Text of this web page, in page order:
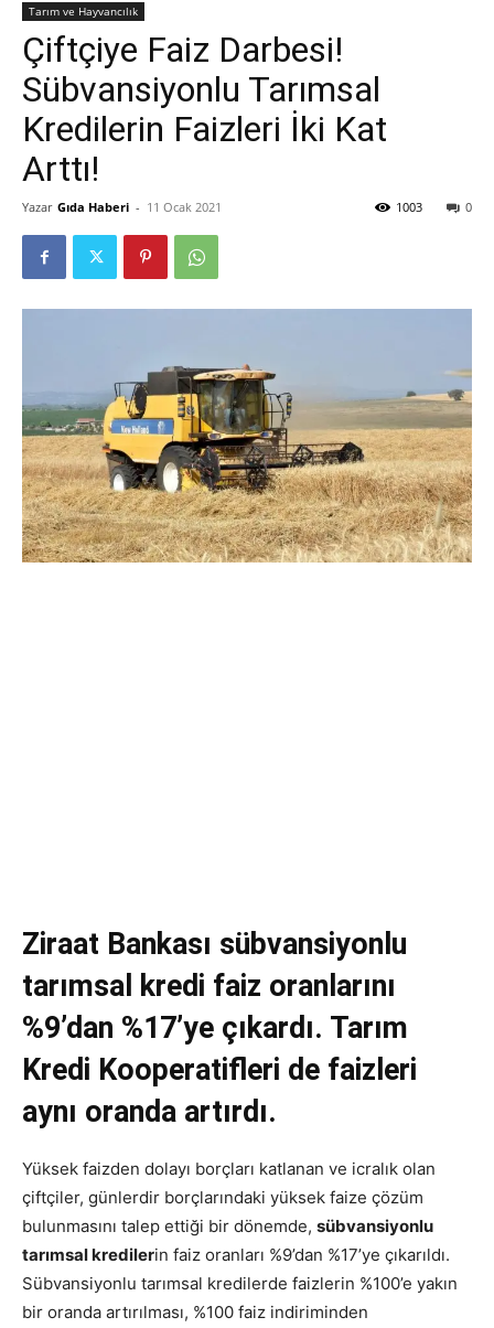
Tarım ve Hayvancılık
Çiftçiye Faiz Darbesi!
Sübvansiyonlu Tarımsal
Kredilerin Faizleri İki Kat
Arttı!
Yazar Gıda Haberi - 11 Ocak 2021 0
1003
Ziraat Bankası sübvansiyonlu
tarımsal kredi faiz oranlarını
%9’dan %17’ye çıkardı. Tarım
Kredi Kooperatifleri de faizleri
aynı oranda artırdı.
Yüksek faizden dolayı borçları katlanan ve icralık olan
çiftçiler, günlerdir borçlarındaki yüksek faize çözüm
bulunmasını talep ettiği bir dönemde, sübvansiyonlu
tarımsal kredilerin faiz oranları %9’dan %17’ye çıkarıldı.
Sübvansiyonlu tarımsal kredilerde faizlerin %100’e yakın
bir oranda artırılması, %100 faiz indiriminden